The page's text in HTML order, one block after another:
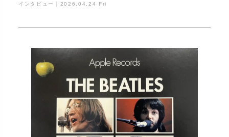
インタビュー｜ 2026.04.24 Fri